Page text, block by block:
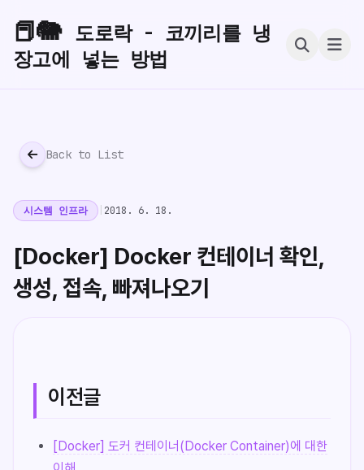
📕🐘 도로락 - 코끼리를 냉
장고에 넣는 방법
Back to List
시스템 인프라 2018. 6. 18.
[Docker] Docker 컨테이너 확인,
생성, 접속, 빠져나오기
이전글
[Docker] 도커 컨테이너(Docker Container)에 대한